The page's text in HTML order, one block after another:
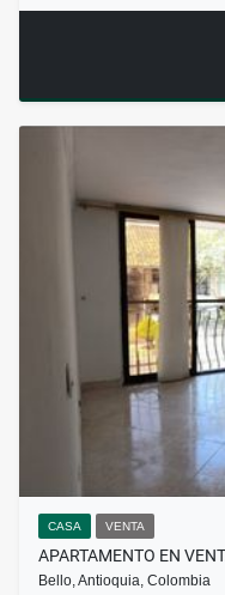
CASA VENTA
APARTAMENTO EN
Bello, Antioquia, Colombia